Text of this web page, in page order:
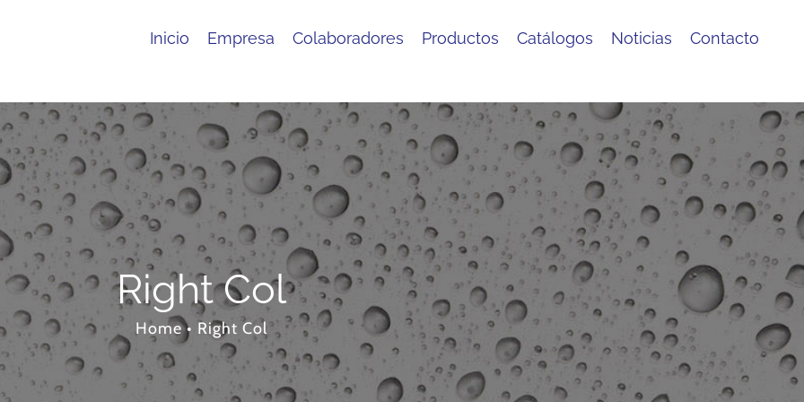
Inicio Empresa Colaboradores Productos Catálogos Noticias Contacto
Right Col
Home • Right Col